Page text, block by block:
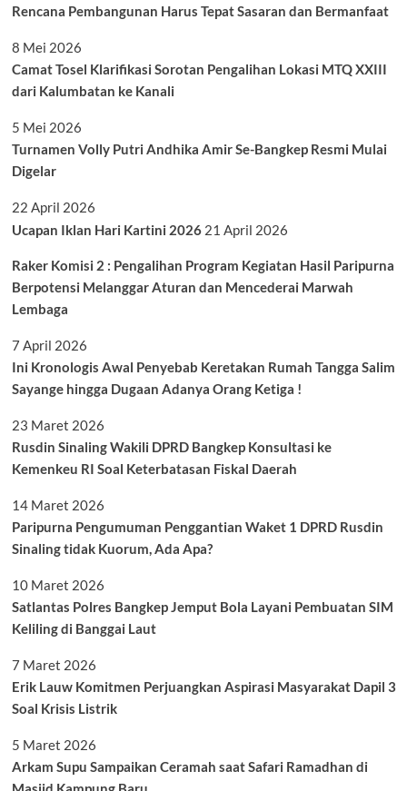
Rencana Pembangunan Harus Tepat Sasaran dan Bermanfaat
8 Mei 2026
Camat Tosel Klarifikasi Sorotan Pengalihan Lokasi MTQ XXIII
dari Kalumbatan ke Kanali
5 Mei 2026
Turnamen Volly Putri Andhika Amir Se-Bangkep Resmi Mulai
Digelar
22 April 2026
Ucapan Iklan Hari Kartini 2026 21 April 2026
Raker Komisi 2 : Pengalihan Program Kegiatan Hasil Paripurna
Berpotensi Melanggar Aturan dan Mencederai Marwah
Lembaga
7 April 2026
Ini Kronologis Awal Penyebab Keretakan Rumah Tangga Salim
Sayange hingga Dugaan Adanya Orang Ketiga !
23 Maret 2026
Rusdin Sinaling Wakili DPRD Bangkep Konsultasi ke
Kemenkeu RI Soal Keterbatasan Fiskal Daerah
14 Maret 2026
Paripurna Pengumuman Penggantian Waket 1 DPRD Rusdin
Sinaling tidak Kuorum, Ada Apa?
10 Maret 2026
Satlantas Polres Bangkep Jemput Bola Layani Pembuatan SIM
Keliling di Banggai Laut
7 Maret 2026
Erik Lauw Komitmen Perjuangkan Aspirasi Masyarakat Dapil 3
Soal Krisis Listrik
5 Maret 2026
Arkam Supu Sampaikan Ceramah saat Safari Ramadhan di